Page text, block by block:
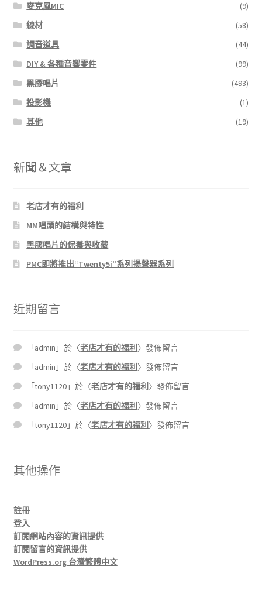
麥克風MIC
(9)
線材
(58)
調音道具
(44)
DIY & 各種音響零件
(99)
黑膠唱片
(493)
投影機
(1)
其他
(19)
新聞＆文章
老店才有的福利
MM唱頭的結構與特性
黑膠唱片的保養與收藏
PMC即將推出“Twenty5i”系列揚聲器系列
近期留言
「admin 」於〈老店才有的福利 〉發佈留言
「admin 」於〈老店才有的福利 〉發佈留言
「tony1120 」於〈老店才有的福利 〉發佈留言
「admin 」於〈老店才有的福利 〉發佈留言
「tony1120 」於〈老店才有的福利 〉發佈留言
其他操作
註冊
登入
訂閱網站內容的資訊提供
訂閱留言的資訊提供
WordPress.org 台灣繁體中文